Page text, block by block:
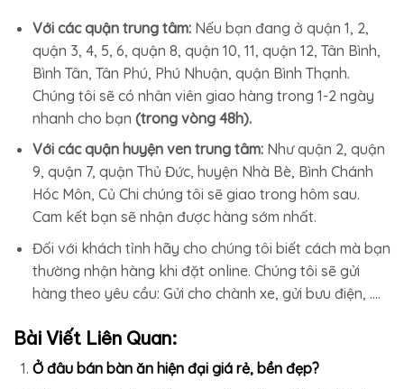
Với các quận trung tâm:Nếu bạn đang ở quận 1, 2,
quận 3, 4, 5, 6, quận 8, quận 10, 11, quận 12, Tân Bình,
Bình Tân, Tân Phú, Phú Nhuận, quận Bình Thạnh.
Chúng tôi sẽ có nhân viên giao hàng trong 1-2 ngày
nhanh cho bạn (trong vòng 48h).
Với các quận huyện ven trung tâm: Như quận 2, quận
9, quận 7, quận Thủ Đức, huyện Nhà Bè, Bình Chánh
Hóc Môn, Củ Chi chúng tôi sẽ giao trong hôm sau.
Cam kết bạn sẽ nhận được hàng sớm nhất.
Đối với khách tỉnh hãy cho chúng tôi biết cách mà bạn
thường nhận hàng khi đặt online. Chúng tôi sẽ gửi
hàng theo yêu cầu: Gửi cho chành xe, gửi bưu điện, ….
Bài Viết Liên Quan:
Ở đâu bán bàn ăn hiện đại giá rẻ, bền đẹp?